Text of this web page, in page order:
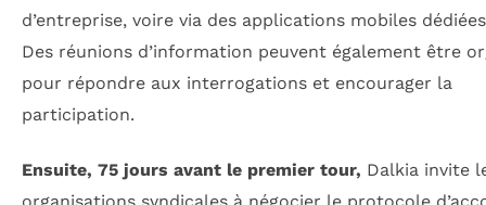
d’entreprise, voire via des applications mobiles
Des réunions d’information peuvent également être
pour répondre aux interrogations et encourager la
participation.
Ensuite, 75 jours avant le premier tour, Dalkia invite